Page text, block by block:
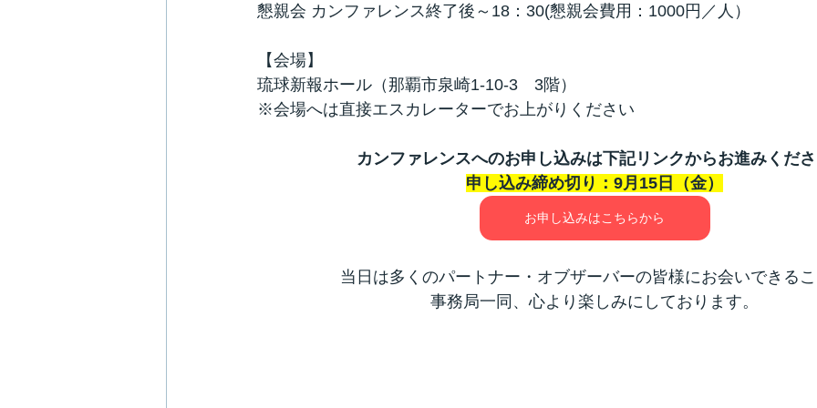
懇親会 カンファレンス終了後～18：30(懇親会費用：1000円／人）
【会場】
琉球新報ホール（那覇市泉崎1-10-3　3階）
※会場へは直接エスカレーターでお上がりください
カンファレンスへのお申し込みは下記リンクからお進みくだ
申し込み締め切り：9月15日（金）
お申し込みはこちらから
当日は多くのパートナー・オブザーバーの皆様にお会いできる
事務局一同、心より楽しみにしております。